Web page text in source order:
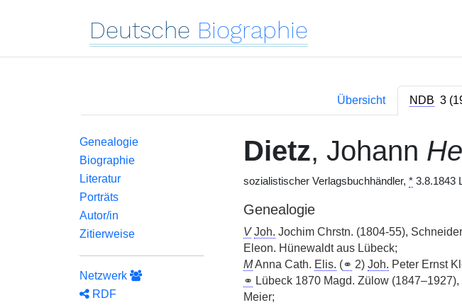
Deutsche Biographie
Übersicht NDB 3
Genealogie
Biographie
Literatur
Porträts
Autor/in
Zitierweise
Netzwerk
RDF
Dietz, Johann
sozialistischer Verlagsbuchhändler, *3.8.1843
Genealogie
V Joh. Jochim Chrstn. (1804-55),
Eleon. Hünewaldt aus Lübeck;
MAnna Cath. Elis. (⚭ 2) Joh. Peter Ernst
⚭ Lübeck 1870 Magd. Zülow (1847–1927),
Meier;